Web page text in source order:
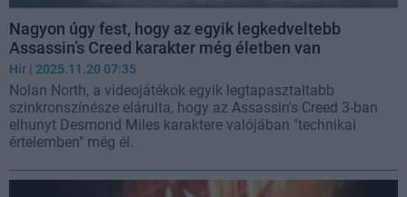
Nagyon úgy fest, hogy az egyik legkedveltebb
Assassin’s Creed karakter még életben van
Hír | 2025.11.20 07:35
Nolan North, a videojátékok egyik legtapasztaltabb
szinkronszínésze elárulta, hogy az Assassin's Creed 3-ban
elhunyt Desmond Miles karaktere valójában "technikai
értelemben" még él.